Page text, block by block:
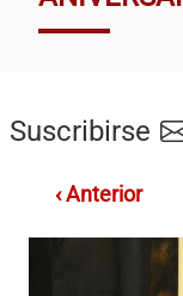
Suscribirse
‹ Anterior